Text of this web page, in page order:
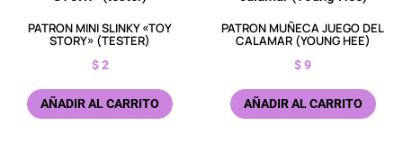
PATRON MINI SLINKY «TOY
STORY» (TESTER)
$2
AÑADIR AL CARRITO
PATRON MUÑECA JUEGO DEL
CALAMAR (YOUNG HEE)
$9
AÑADIR AL CARRITO